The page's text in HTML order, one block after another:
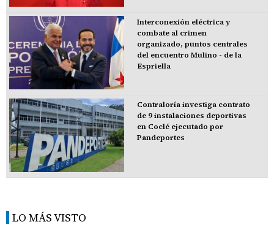
Interconexión eléctrica y
combate al crimen
organizado, puntos centrales
del encuentro Mulino - de la
Espriella
Contraloría investiga contrato
de 9 instalaciones deportivas
en Coclé ejecutado por
Pandeportes
LO MÁS VISTO